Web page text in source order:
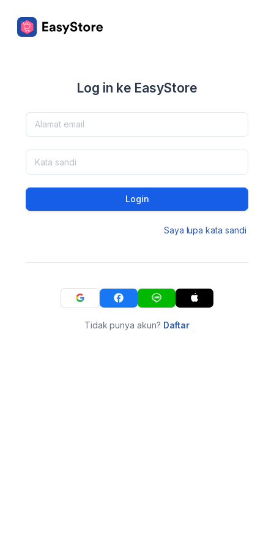
Log in ke EasyStore
Login
Saya lupa kata sandi
Tidak punya akun? Daftar